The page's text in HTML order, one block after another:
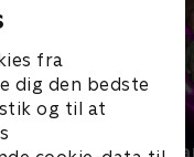
fra
dig den bedste
og til at